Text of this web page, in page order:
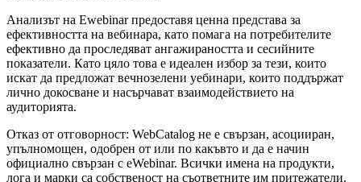
Анализът на Ewebinar предоставя ценна представа за
ефективността на вебинара, като помага на потребителите
ефективно да проследяват ангажираността и сесийните
показатели. Като цяло това е идеален избор за тези, които
искат да предложат вечнозелени уебинари, които поддържат
лично докосване и насърчават взаимодействието на
аудиторията.
Отказ от отговорност: WebCatalog не е свързан, асоцииран,
упълномощен, одобрен от или по какъвто и да е начин
официално свързан с eWebinar. Всички имена на продукти,
лога и марки са собственост на съответните им притежатели.